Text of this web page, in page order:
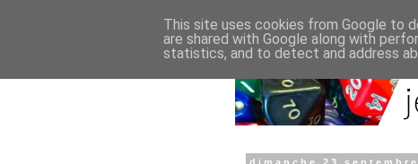
This site uses cookies from Google to
are shared with Google along with
statistics, and to detect and address